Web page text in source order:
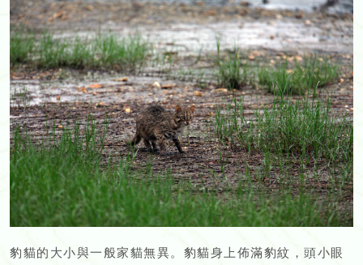
豹貓的大小與一般家貓無異。豹貓身上佈滿豹紋，頭小眼